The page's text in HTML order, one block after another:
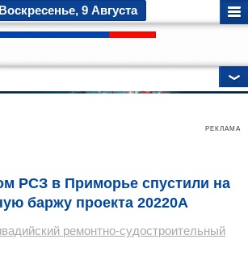
Воскресенье, 9 Августа
РЕКЛАМА
РСЗ в Приморье спустили на
баржу проекта 20220А
ремонтно-судостроительный